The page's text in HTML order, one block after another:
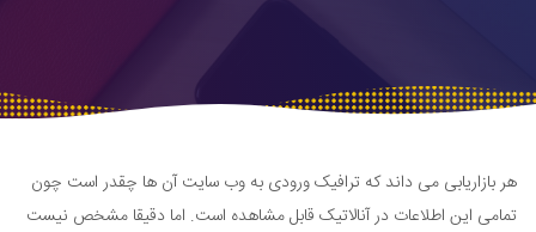
هر بازاریابی می داند که ترافیک ورودی به وب سایت آن ها چقدر است چون
تمامی این اطلاعات در آنالاتیک قابل مشاهده است. اما دقیقا مشخص نیست